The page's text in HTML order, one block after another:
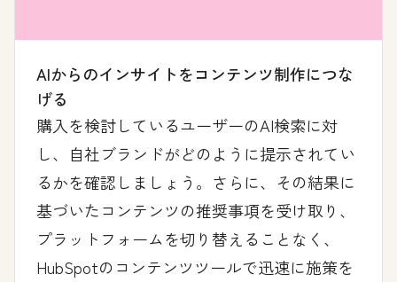
AIからのインサイトをコンテンツ制作につな
げる
購入を検討しているユーザーのAI検索に対
し、自社ブランドがどのように提示されてい
るかを確認しましょう。さらに、その結果に
基づいたコンテンツの推奨事項を受け取り、
プラットフォームを切り替えることなく、
HubSpotのコンテンツツールで迅速に施策を